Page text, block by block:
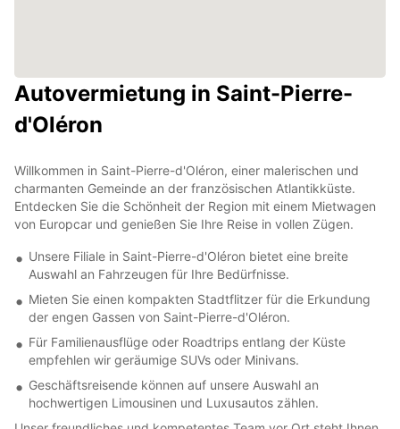
Autovermietung in Saint-Pierre-
d'Oléron
Willkommen in Saint-Pierre-d'Oléron, einer malerischen und
charmanten Gemeinde an der französischen Atlantikküste.
Entdecken Sie die Schönheit der Region mit einem Mietwagen
von Europcar und genießen Sie Ihre Reise in vollen Zügen.
Unsere Filiale in Saint-Pierre-d'Oléron bietet eine breite
Auswahl an Fahrzeugen für Ihre Bedürfnisse.
Mieten Sie einen kompakten Stadtflitzer für die Erkundung
der engen Gassen von Saint-Pierre-d'Oléron.
Für Familienausflüge oder Roadtrips entlang der Küste
empfehlen wir geräumige SUVs oder Minivans.
Geschäftsreisende können auf unsere Auswahl an
hochwertigen Limousinen und Luxusautos zählen.